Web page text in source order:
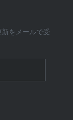
をメールで受